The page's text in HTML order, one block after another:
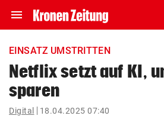
menu Navigation
ein-/ausklappen
account_circle Anmelden
EINSATZ UMSTRITTEN
Netflix setzt auf KI,
sparen
Digital 18.04.2025 07:40